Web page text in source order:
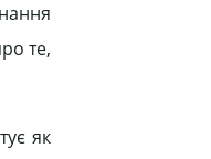
те,
як